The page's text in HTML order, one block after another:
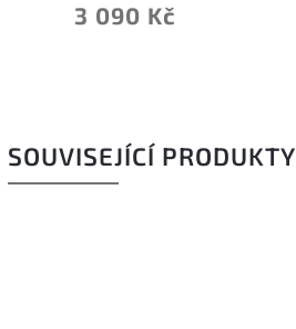
3 090 Kč
SOUVISEJÍCÍ PRODUKTY